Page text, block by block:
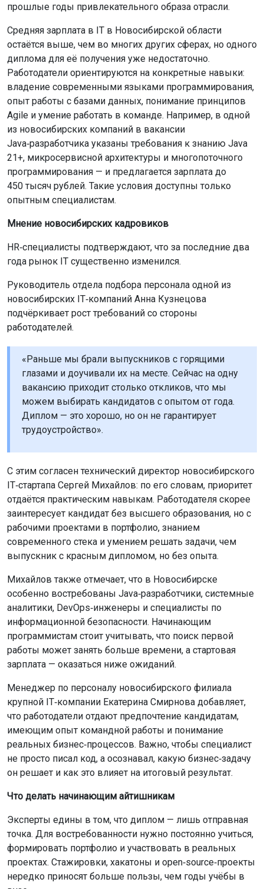
прошлые годы привлекательного образа отрасли.
Средняя зарплата в IT в Новосибирской области
остаётся выше, чем во многих других сферах, но одного
диплома для её получения уже недостаточно.
Работодатели ориентируются на конкретные навыки:
владение современными языками программирования,
опыт работы с базами данных, понимание принципов
Agile и умение работать в команде. Например, в одной
из новосибирских компаний в вакансии
Java‑разработчика указаны требования к знанию Java
21+, микросервисной архитектуры и многопоточного
программирования — и предлагается зарплата до
450 тысяч рублей. Такие условия доступны только
опытным специалистам.
Мнение новосибирских кадровиков
HR‑специалисты подтверждают, что за последние два
года рынок IT существенно изменился.
Руководитель отдела подбора персонала одной из
новосибирских IT‑компаний Анна Кузнецова
подчёркивает рост требований со стороны
работодателей.
«Раньше мы брали выпускников с горящими
глазами и доучивали их на месте. Сейчас на одну
вакансию приходит столько откликов, что мы
можем выбирать кандидатов с опытом от года.
Диплом — это хорошо, но он не гарантирует
трудоустройство».
С этим согласен технический директор новосибирского
IT‑стартапа Сергей Михайлов: по его словам, приоритет
отдаётся практическим навыкам. Работодателя скорее
заинтересует кандидат без высшего образования, но с
рабочими проектами в портфолио, знанием
современного стека и умением решать задачи, чем
выпускник с красным дипломом, но без опыта.
Михайлов также отмечает, что в Новосибирске
особенно востребованы Java‑разработчики, системные
аналитики, DevOps‑инженеры и специалисты по
информационной безопасности. Начинающим
программистам стоит учитывать, что поиск первой
работы может занять больше времени, а стартовая
зарплата — оказаться ниже ожиданий.
Менеджер по персоналу новосибирского филиала
крупной IT‑компании Екатерина Смирнова добавляет,
что работодатели отдают предпочтение кандидатам,
имеющим опыт командной работы и понимание
реальных бизнес‑процессов. Важно, чтобы специалист
не просто писал код, а осознавал, какую бизнес‑задачу
он решает и как это влияет на итоговый результат.
Что делать начинающим айтишникам
Эксперты едины в том, что диплом — лишь отправная
точка. Для востребованности нужно постоянно учиться,
формировать портфолио и участвовать в реальных
проектах. Стажировки, хакатоны и open‑source‑проекты
нередко приносят больше пользы, чем годы учёбы в